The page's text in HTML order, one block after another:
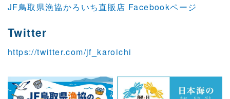
JF鳥取県漁協かろいち直販店 Facebookページ
Twitter
https://twitter.com/jf_karoichi